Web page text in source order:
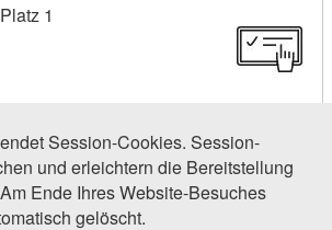
1
(1 von 1)
Session-Cookies. Session-
und erleichtern die Bereitstellung
Ende Ihres Website-Besuches
gelöscht.